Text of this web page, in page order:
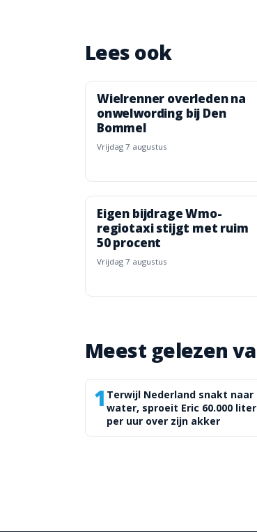
Lees ook
Wielrenner overleden na
onwelwording bij Den
Bommel
vrijdag 7 augustus
Eigen bijdrage Wmo-
regiotaxi stijgt met ruim
50 procent
vrijdag 7 augustus
Meest gelezen
1 Terwijl Nederland snakt naar
water, sproeit Eric 60.000 liter
per uur over zijn akker